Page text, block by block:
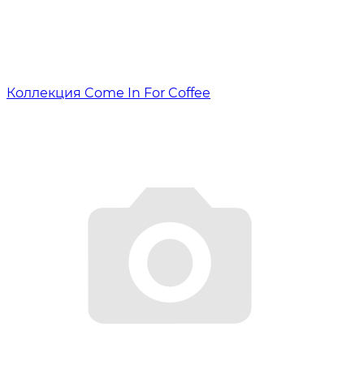
Коллекция Come In For Coffee